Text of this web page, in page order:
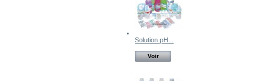
Solution pH...
Voir